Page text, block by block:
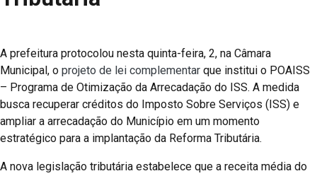
A prefeitura protocolou nesta quinta-feira, 2, na Câmara
Municipal, o projeto de lei complementar que institui o POAISS
– Programa de Otimização da Arrecadação do ISS. A medida
busca recuperar créditos do Imposto Sobre Serviços (ISS) e
ampliar a arrecadação do Município em um momento
estratégico para a implantação da Reforma Tributária.
A nova legislação tributária estabelece que a receita média do